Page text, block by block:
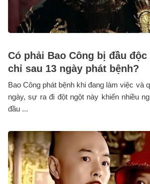
Có phải Bao Công bị đầu
chỉ sau 13 ngày phát bệnh?
Bao Công phát bệnh khi đang làm việc và
ngày, sự ra đi đột ngột này khiến nhiều
đầu ...